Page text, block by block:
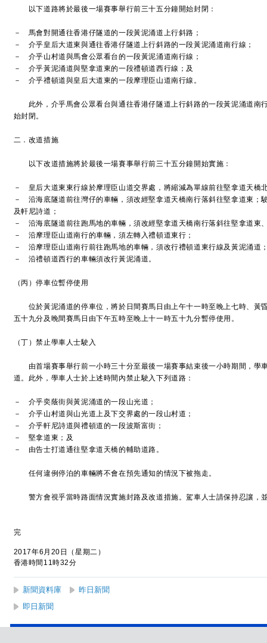
以下道路將於最後一場賽事舉行前三十五分鐘開始封閉：
－ 馬會對開通往香港仔隧道的一段黃泥涌道上行斜路；
－ 介乎皇后大道東與通往香港仔隧道上行斜路的一段黃泥涌道南行線；
－ 介乎山村道與馬會公眾看台的一段黃泥涌道南行線；
－ 介乎黃泥涌道與堅拿道東的一段禮頓道西行線；及
－ 介乎禮頓道與皇后大道東的一段摩理臣山道南行線。
此外，介乎馬會公眾看台與通往香港仔隧道上行斜路的一段黃泥涌道南
始封閉。
二．改道措施
以下改道措施將於最後一場賽事舉行前三十五分鐘開始實施：
－ 皇后大道東東行線於摩理臣山道交界處，將縮減為單線前往堅拿道天橋
－ 沿海底隧道前往灣仔的車輛，須改經堅拿道天橋南行落斜往堅拿道東；
及軒尼詩道；
－ 沿海底隧道前往跑馬地的車輛，須改經堅拿道天橋南行落斜往堅拿道東
－ 沿摩理臣山道南行的車輛，須左轉入禮頓道東行；
－ 沿摩理臣山道南行前往跑馬地的車輛，須改行禮頓道東行線及黃泥涌道
－ 沿禮頓道西行的車輛須改行黃泥涌道。
（丙）停車位暫停使用
位於黃泥涌道的停車位，將於日間賽馬日由上午十一時至晚上七時、黃
五十九分及晚間賽馬日由下午五時至晚上十一時五十九分暫停使用。
（丁）禁止學車人士駛入
由首場賽事舉行前一小時三十分至最後一場賽事結束後一小時期間，學
道。此外，學車人士於上述時間內禁止駛入下列道路：
－ 介乎奕蔭街與黃泥涌道的一段山光道；
－ 介乎山村道與山光道上及下交界處的一段山村道；
－ 介乎軒尼詩道與禮頓道的一段波斯富街；
－ 堅拿道東；及
－ 由告士打道通往堅拿道天橋的輔助道路。
任何違例停泊的車輛將不會在預先通知的情況下被拖走。
警方會視乎當時路面情況實施封路及改道措施。駕車人士請保持忍讓，
完
2017年6月20日（星期二）
香港時間11時32分
新聞資料庫
昨日新聞
即日新聞